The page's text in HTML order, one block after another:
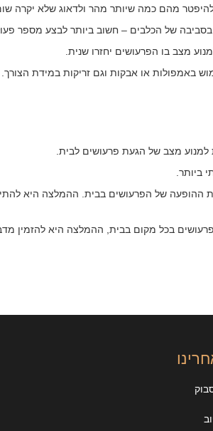
מהם כמה שיותר מהר ולדאוג שלא יקרה
של הכלבים – חשוב ביותר לבצע מספר
מצב בו הפרעושים יחזרו שנית.
באמפולות או אבקות וגם זריקות במידת
מצב של הגעת פרעושים לבית.
ביותר.
ההופעה של הפרעושים בבית. ההמלצה היא
בכל מקום בבית, ההמלצה היא להזמין